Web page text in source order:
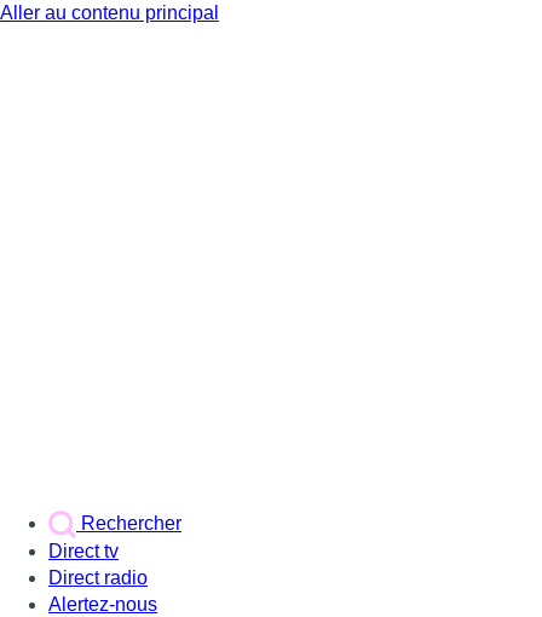
Aller au contenu principal
Rechercher
Direct tv
Direct radio
Alertez-nous